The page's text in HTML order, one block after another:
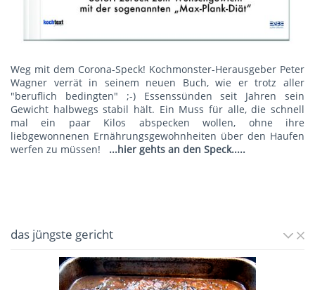
Weg mit dem Corona-Speck! Kochmonster-Herausgeber Peter
Wagner verrät in seinem neuen Buch, wie er trotz aller
"beruflich bedingten" ;-) Essenssünden seit Jahren sein
Gewicht halbwegs stabil hält. Ein Muss für alle, die schnell
mal ein paar Kilos abspecken wollen, ohne ihre
liebgewonnenen Ernährungsgewohnheiten über den Haufen
werfen zu müssen!
...hier gehts an den Speck.....
das jüngste gericht